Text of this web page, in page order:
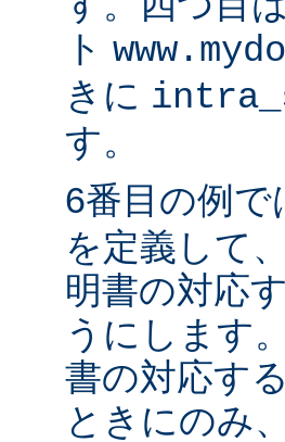
ト
きに
す。
6番目の例で
を定義して
明書の対応
うにします
書の対応す
ときにのみ